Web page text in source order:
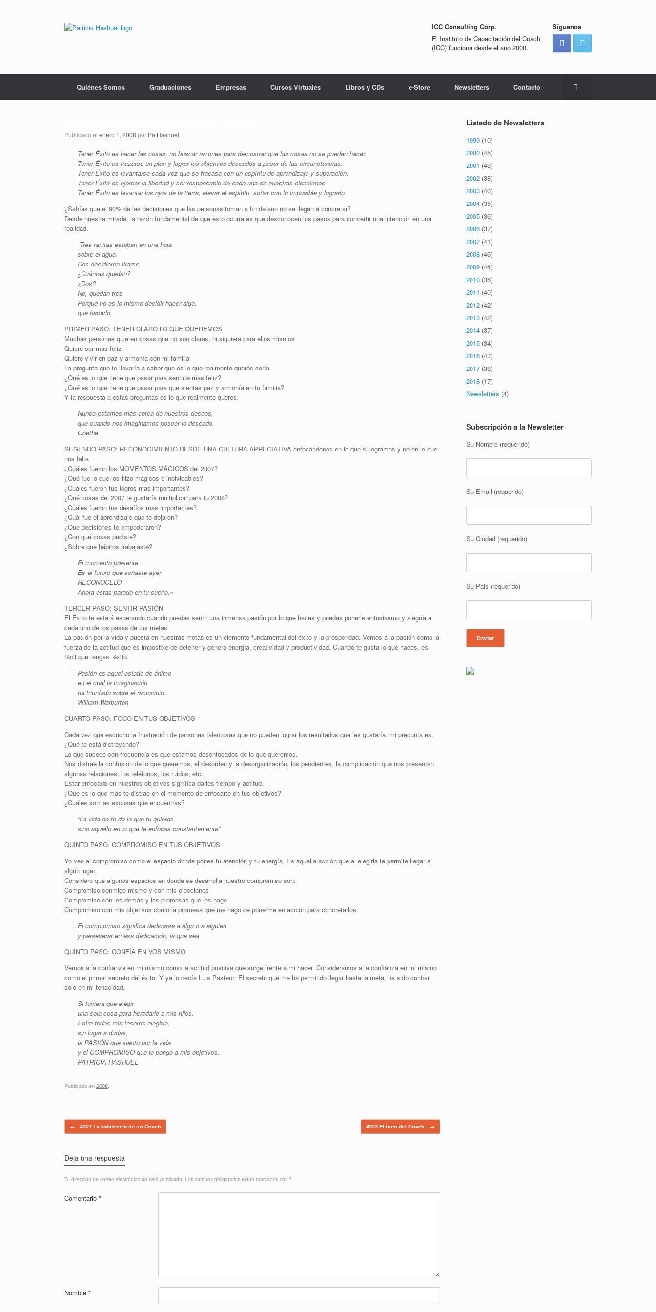
ICC Consulting Corp.
El Instituto de Capacitación del Coach
(ICC) funciona desde el año 2000.
Síguenos
Quiénes Somos Graduaciones Empresas Cursos Virtuales Libros y CDs e-Store Newsletters Contacto
Publicado el enero 1, 2008 por PatHashuel
Tener Éxito es hacer las cosas, no buscar razones para demostrar que las cosas no se pueden hacer.
Tener Éxito es trazarse un plan y lograr los objetivos deseados a pesar de las circunstancias.
Tener Éxito es levantarse cada vez que se fracasa con un espíritu de aprendizaje y superación.
Tener Éxito es ejercer la libertad y ser responsable de cada una de nuestras elecciones.
Tener Éxito es levantar los ojos de la tierra, elevar el espíritu, soñar con lo imposible y lograrlo.
¿Sabías que el 90% de las decisiones que las personas toman a fin de año no se llegan a concretar?
Desde nuestra mirada, la razón fundamental de que esto ocurra es que desconocen los pasos para convertir una intención en una
realidad.
Tres ranitas estaban en una hoja
sobre el agua
Dos decidieron tirarse
¿Cuántas quedan?
¿Dos?
No, quedan tres.
Porque no es lo mismo decidir hacer algo,
que hacerlo.
PRIMER PASO: TENER CLARO LO QUE QUEREMOS
Muchas personas quieren cosas que no son claras, ni siquiera para ellos mismos
Quiero ser mas feliz
Quiero vivir en paz y armonía con mi familia
La pregunta que te llevaría a saber que es lo que realmente querés sería
¿Qué es lo que tiene que pasar para sentirte mas feliz?
¿Qué es lo que tiene que pasar para que sientas paz y armonía en tu familia?
Y la respuesta a estas preguntas es lo que realmente queres.
Nunca estamos más cerca de nuestros deseos,
que cuando nos imaginamos poseer lo deseado.
Goethe
SEGUNDO PASO: RECONOCIMIENTO DESDE UNA CULTURA APRECIATIVA enfocándonos en lo que si logramos y no en lo que
nos falta
¿Cuáles fueron los MOMENTOS MÁGICOS del 2007?
¿Qué fue lo que los hizo mágicos e inolvidables?
¿Cuáles fueron tus logros mas importantes?
¿Qué cosas del 2007 te gustaría multiplicar para tu 2008?
¿Cuáles fueron tus desafíos mas importantes?
¿Cuál fue el aprendizaje que te dejaron?
¿Que decisiones te empoderaron?
¿Con qué cosas pudiste?
¿Sobre que hábitos trabajaste?
El momento presente
Es el futuro que soñaste ayer
RECONOCELO
Ahora estas parado en tu sueño.»
TERCER PASO: SENTIR PASIÓN
El Éxito te estará esperando cuando puedas sentir una inmensa pasión por lo que haces y puedas ponerle entusiasmo y alegría a
cada uno de los pasos de tus metas
La pasión por la vida y puesta en nuestras metas es un elemento fundamental del éxito y la prosperidad. Vemos a la pasión como la
fuerza de la actitud que es imposible de detener y genera energía, creatividad y productividad. Cuando te gusta lo que haces, es
fácil que tengas éxito.
Pasión es aquel estado de ánimo
en el cual la imaginación
ha triunfado sobre el raciocinio.
William Warburton
CUARTO PASO: FOCO EN TUS OBJETIVOS
Cada vez que escucho la frustración de personas talentosas que no pueden lograr los resultados que les gustaría, mi pregunta es:
¿Qué te está distrayendo?
Lo que sucede con frecuencia es que estamos desenfocados de lo que queremos.
Nos distrae la confusión de lo que queremos, el desorden y la desorganización, los pendientes, la complicación que nos presentan
algunas relaciones, los teléfonos, los ruidos, etc.
Estar enfocado en nuestros objetivos significa darles tiempo y actitud.
¿Que es lo que mas te distrae en el momento de enfocarte en tus objetivos?
¿Cuáles son las excusas que encuentras?
“La vida no te da lo que tu quieres
sino aquello en lo que te enfocas constantemente”
QUINTO PASO: COMPROMISO EN TUS OBJETIVOS
Yo veo al compromiso como el espacio donde pones tu atención y tu energía. Es aquella acción que al elegirla te permite llegar a
algún lugar.
Considero que algunos espacios en donde se desarrolla nuestro compromiso son:
Compromiso conmigo mismo y con mis elecciones
Compromiso con los demás y las promesas que les hago
Compromiso con mis objetivos como la promesa que me hago de ponerme en acción para concretarlos.
El compromiso significa dedicarse a algo o a alguien
y perseverar en esa dedicación, la que sea.
QUINTO PASO: CONFÍA EN VOS MISMO
Vemos a la confianza en mi mismo como la actitud positiva que surge frente a mi hacer. Consideramos a la confianza en mi mismo
como el primer secreto del éxito. Y ya lo decía Luis Pasteur: El secreto que me ha permitido llegar hasta la meta, ha sido confiar
sólo en mi tenacidad.
Si tuviera que elegir
una sola cosa para heredarle a mis hijos.
Entre todos mis tesoros elegiría,
sin lugar a dudas,
la PASIÓN que siento por la vida
y el COMPROMISO que le pongo a mis objetivos.
PATRICIA HASHUEL
Publicado en2008
Navegador de artículos
← #327 La asistencia de un Coach #333 El foco del Coach →
Deja una respuesta
Tu dirección de correo electrónico no será publicada. Los campos obligatorios están marcados con *
Comentario *
Nombre *
Listado de Newsletters
1999 (10)
2000 (45)
2001 (43)
2002 (38)
2003 (40)
2004 (35)
2005 (36)
2006 (37)
2007 (41)
2008 (46)
2009 (44)
2010 (36)
2011 (40)
2012 (42)
2013 (42)
2014 (37)
2015 (34)
2016 (43)
2017 (38)
2018 (17)
Newsletters (4)
Subscripción a la Newsletter
Su Nombre (requerido)
Su Email (requerido)
Su Ciudad (requerido)
Su Pais (requerido)